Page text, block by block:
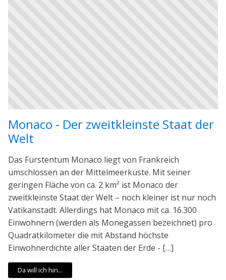
Monaco - Der zweitkleinste Staat der
Welt
Das Fürstentum Monaco liegt von Frankreich
umschlossen an der Mittelmeerküste. Mit seiner
geringen Fläche von ca. 2 km² ist Monaco der
zweitkleinste Staat der Welt – noch kleiner ist nur noch
Vatikanstadt. Allerdings hat Monaco mit ca. 16.300
Einwohnern (werden als Monegassen bezeichnet) pro
Quadratkilometer die mit Abstand höchste
Einwohnerdichte aller Staaten der Erde - […]
Da will ich hin...